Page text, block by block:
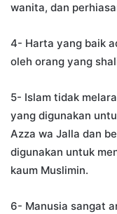
wanita, dan
4- Harta yang baik
oleh orang yang
5- Islam tidak
yang digunakan
Azza wa Jalla dan
digunakan untuk
kaum Muslimin.
6- Manusia sangat